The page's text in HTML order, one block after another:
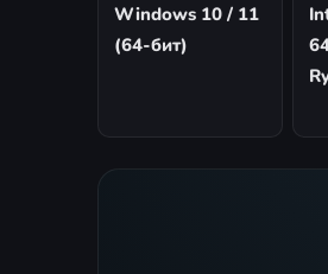
Windows 10 / 11
(64-бит)